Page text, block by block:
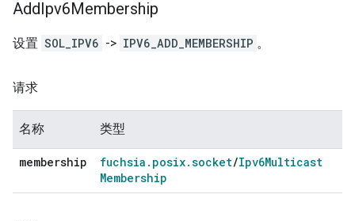
AddIpv6Membership
设置 SOL_IPV6 -> IPV6_ADD_MEMBERSHIP 。
请求
名称 类型
membership fuchsia . posix.socket/Ipv6Multicast
Membership